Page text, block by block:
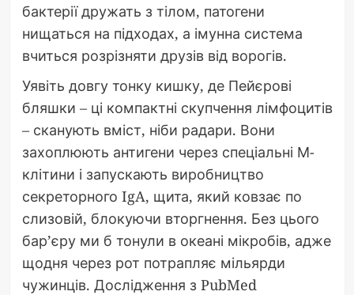
бактерії дружать з тілом, патогени
нищаться на підходах, а імунна система
вчиться розрізняти друзів від ворогів.
Уявіть довгу тонку кишку, де Пейєрові
бляшки – ці компактні скупчення лімфоцитів
– сканують вміст, ніби радари. Вони
захоплюють антигени через спеціальні М-
клітини і запускають виробництво
секреторного IgA, щита, який ковзає по
слизовій, блокуючи вторгнення. Без цього
бар’єру ми б тонули в океані мікробів, адже
щодня через рот потрапляє мільярди
чужинців. Дослідження з PubMed